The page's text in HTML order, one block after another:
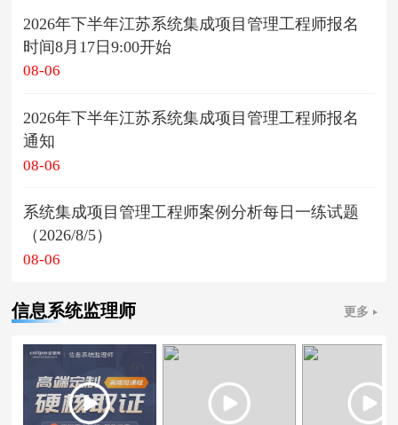
2026年下半年江苏系统集成项目管理工程师报名
时间8月17日9:00开始
08-06
2026年下半年江苏系统集成项目管理工程师报名
通知
08-06
系统集成项目管理工程师案例分析每日一练试题
（2026/8/5）
08-06
信息系统监理师 更多